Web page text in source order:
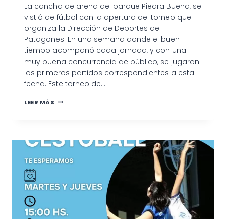
La cancha de arena del parque Piedra Buena, se
vistió de fútbol con la apertura del torneo que
organiza la Dirección de Deportes de
Patagones. En una semana donde el buen
tiempo acompañó cada jornada, y con una
muy buena concurrencia de público, se jugaron
los primeros partidos correspondientes a esta
fecha. Este torneo de…
LEER MÁS COMENZÓ
FÚTBOL
LA
PATAGONES